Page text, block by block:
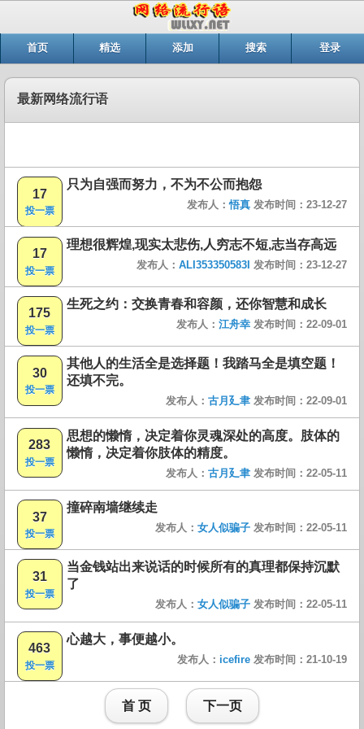
首页 精选 添加 搜索 登录
最新网络流行语
17
投一票
只为自强而努力，不为不公而抱怨
发布人：悟真 发布时间：23-12-27
17
投一票
理想很辉煌,现实太悲伤,人穷志不短,志当存高远
发布人： ALI353350583I 发布时间：23-12-27
175
投一票
生死之约：交换青春和容颜，还你智慧和成长
发布人： 江舟幸 发布时间：22-09-01
30
投一票
其他人的生活全是选择题！我踏马全是填空题！
还填不完。
发布人： 古月廴聿 发布时间：22-09-01
283
投一票
思想的懒惰，决定着你灵魂深处的高度。肢体的
懒惰，决定着你肢体的精度。
发布人： 古月廴聿 发布时间：22-05-11
37
投一票
撞碎南墙继续走
发布人： 女人似骗子 发布时间：22-05-11
31
投一票
当金钱站出来说话的时候所有的真理都保持沉默
了
发布人： 女人似骗子 发布时间：22-05-11
463
投一票
心越大，事便越小。
发布人： icefire 发布时间：21-10-19
首 页 下一页